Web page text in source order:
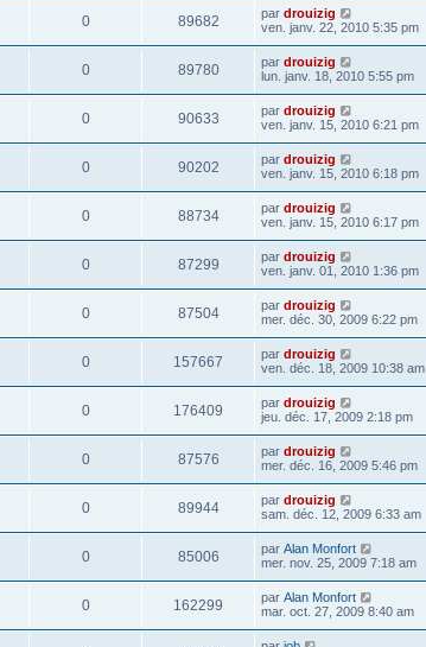
0 89682 par drouizig
ven. janv. 22, 2010 5:35 pm
0 89780 par drouizig
lun. janv. 18, 2010 5:55 pm
0 90633 par drouizig
ven. janv. 15, 2010 6:21 pm
0 90202 par drouizig
ven. janv. 15, 2010 6:18 pm
0 88734 par drouizig
ven. janv. 15, 2010 6:17 pm
0 87299 par drouizig
ven. janv. 01, 2010 1:36 pm
0 87504 par drouizig
mer. déc. 30, 2009 6:22 pm
0 157667 par drouizig
ven. déc. 18, 2009 10:38 am
0 176409 par drouizig
jeu. déc. 17, 2009 2:18 pm
0 87576 par drouizig
mer. déc. 16, 2009 5:46 pm
0 89944 par drouizig
sam. déc. 12, 2009 6:33 am
0 85006 par Alan Monfort
mer. nov. 25, 2009 7:18 am
0 162299 par Alan Monfort
mar. oct. 27, 2009 8:40 am